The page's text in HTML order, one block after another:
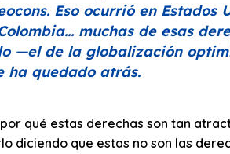
. Eso ocurrió en Estados
muchas de esas
—el de la globalización
quedado atrás.
qué estas derechas son tan
diciendo que estas no son las